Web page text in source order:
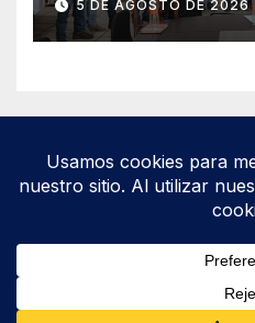
5 DE AGOSTO DE 2026